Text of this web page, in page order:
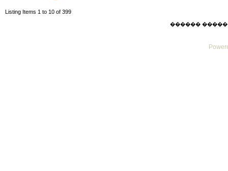
Listing Items 1 to 10 of 399
������ ������